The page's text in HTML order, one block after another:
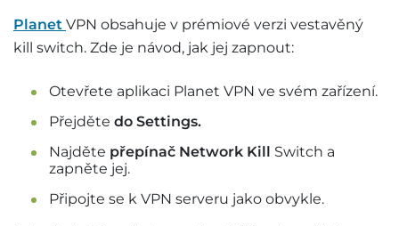
Planet VPN obsahuje v prémiové verzi vestavěný
kill switch. Zde je návod, jak jej zapnout:
Otevřete aplikaci Planet VPN ve svém zařízení.
Přejděte do Settings.
Najděte přepínač Network Kill Switch a
zapněte jej.
Připojte se k VPN serveru jako obvykle.